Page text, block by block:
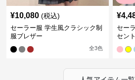
¥10,080 (税込)
セーラー服 学生風クラシック制
服ブレザー
全3色
¥
セー
セント